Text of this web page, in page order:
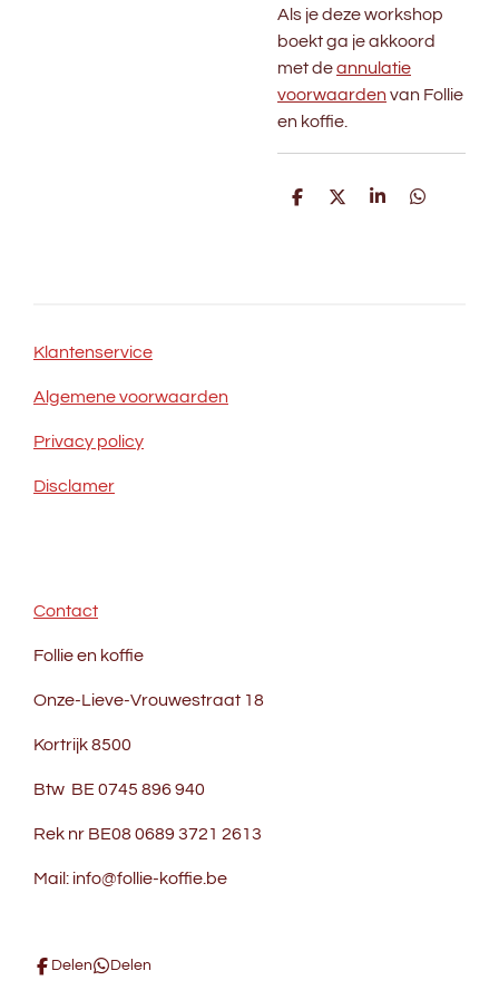
Als je deze workshop
boekt ga je akkoord
met deannulatie
voorwaarden van Follie
en koffie.
D
D
S
D
Klantenservice
Algemene voorwaarden
Privacy policy
Disclamer
Contact
Follie en koffie
Onze-Lieve-Vrouwestraat 18
Kortrijk 8500
Btw BE 0745 896 940
Rek nr BE08 0689 3721 2613
Mail: info@follie-koffie.be
Delen Delen